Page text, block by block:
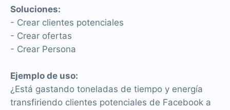
Soluciones:
- Crear clientes potenciales
- Crear ofertas
- Crear Persona
Ejemplo de uso:
¿Está gastando toneladas de tiempo y energía
transfiriendo clientes potenciales de Facebook a